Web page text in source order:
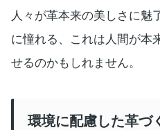
人々が革本来の美しさに魅
に憧れる、これは人間が本
せるのかもしれません。
環境に配慮した革づ